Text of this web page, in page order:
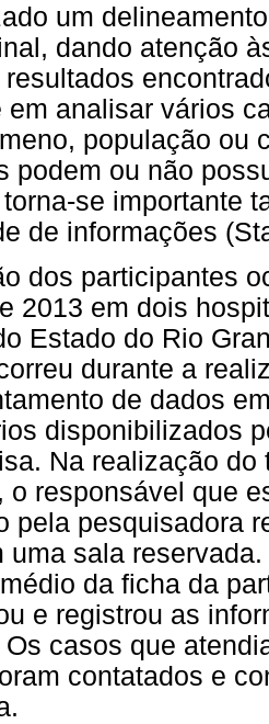
um
dando atenção
resultados
em analisar vários
população ou
podem ou não
se importante
de informações
dos participantes
2013 em dois
Estado do Rio
durante a
de dados
disponibilizados
Na realização
o responsável que
pela pesquisadora
uma sala
da ficha da
e registrou as
casos que
contatados e